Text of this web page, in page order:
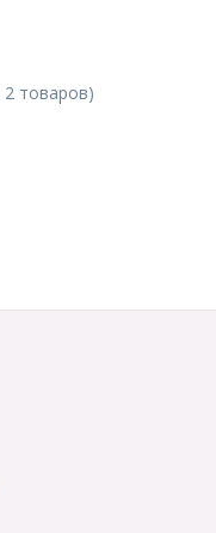
2 товаров)